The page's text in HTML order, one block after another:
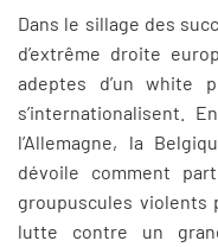
Dans le sillage des
d’extrême droite
adeptes d’un white
s’internationalisent.
l’Allemagne, la
dévoile comment
groupuscules violents
lutte contre un